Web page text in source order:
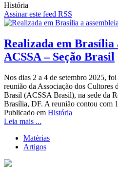
História
Assinar este feed RSS
Realizada em Brasília
ACSSA – Seção Brasil
Nos dias 2 a 4 de setembro 2025,
reunião da Associação dos Cultores
Brasil (ACSSA Brasil), na sede da
Brasília, DF. A reunião contou com
Publicado em História
Leia mais ...
Matérias
Artigos